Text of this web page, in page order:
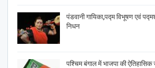
पंडवानी गायिका,पद्म विभूषण एवं
निधन
पश्चिम बंगाल में भाजपा की ऐतिहासिक